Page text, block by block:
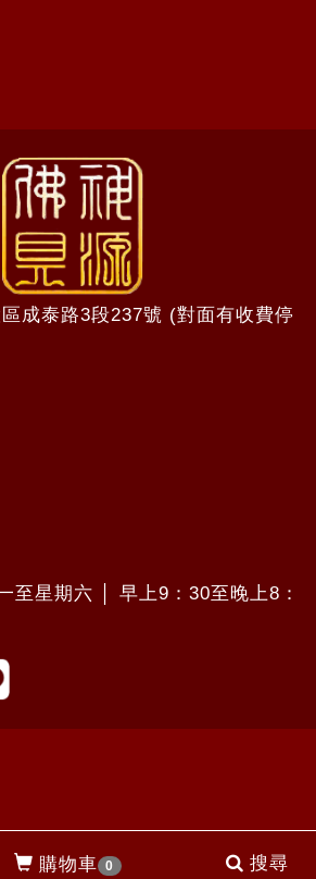
購物車 0 搜尋
成泰路3段237號 (對面有收費停
至星期六 │ 早上9：30至晚上8：